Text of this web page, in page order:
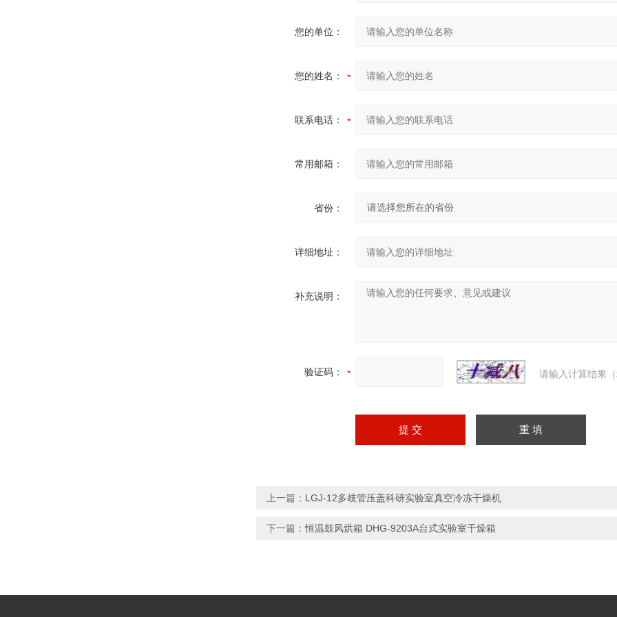
您的单位：
您的姓名：
联系电话：
常用邮箱：
省份：
详细地址：
补充说明：
验证码： 请输入计算结果
上一篇： LGJ-12多歧管压盖科研实验室真空冷冻干燥机
下一篇：恒温鼓风烘箱 DHG-9203A台式实验室干燥箱